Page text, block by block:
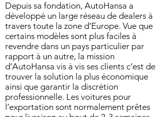
Depuis sa fondation, AutoHansa a
développé un large réseau de dealers à
travers toute la zone d’Europe. Vue que
certains modèles sont plus faciles à
revendre dans un pays particulier par
rapport à un autre, la mission
d’AutoHansa vis à vis ses clients c’est de
trouver la solution la plus économique
ainsi que garantir la discrétion
professionnelle. Les voitures pour
l’exportation sont normalement prêtes